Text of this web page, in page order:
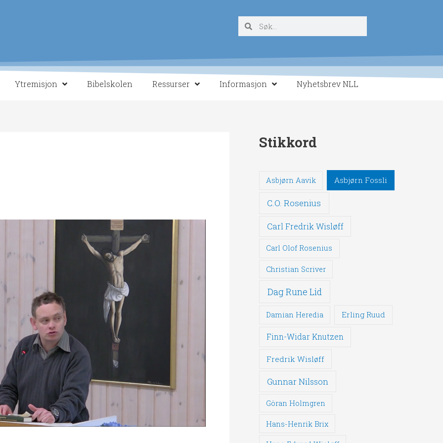
SøkSøk
Ytremisjon Bibelskolen Ressurser Informasjon Nyhetsbrev NLL
Stikkord
Asbjørn Aavik Asbjørn Fossli
C.O. Rosenius
Carl Fredrik Wisløff
Carl Olof Rosenius
Christian Scriver
Dag Rune Lid
Damian Heredia Erling Ruud
Finn-Widar Knutzen
Fredrik Wisløff
Gunnar Nilsson
Göran Holmgren
Hans-Henrik Brix